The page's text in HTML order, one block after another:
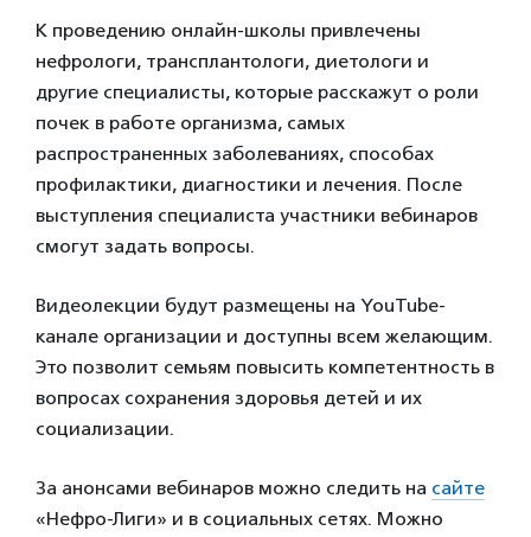
К проведению онлайн-школы привлечены
нефрологи, трансплантологи, диетологи и
другие специалисты, которые расскажут о роли
почек в работе организма, самых
распространенных заболеваниях, способах
профилактики, диагностики и лечения. После
выступления специалиста участники вебинаров
смогут задать вопросы.
Видеолекции будут размещены на YouTube-
канале организации и доступны всем желающим.
Это позволит семьям повысить компетентность в
вопросах сохранения здоровья детей и их
социализации.
За анонсами вебинаров можно следить на сайте
«Нефро-Лиги» и в социальных сетях. Можно